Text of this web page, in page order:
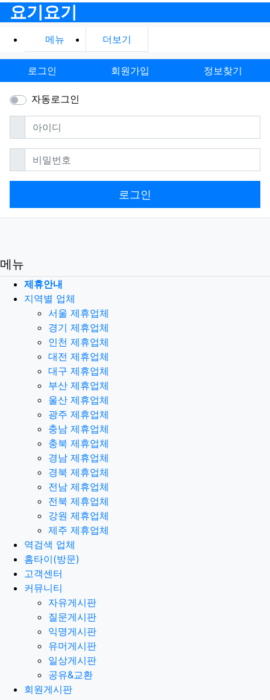
요기요기
메뉴 더보기
로그인 회원가입 정보찾기
자동로그인
아이디필수
비밀번호필수
로그인
메뉴
제휴안내
지역별 업체
서울 제휴업체
경기 제휴업체
인천 제휴업체
대전 제휴업체
대구 제휴업체
부산 제휴업체
울산 제휴업체
광주 제휴업체
충남 제휴업체
충북 제휴업체
경남 제휴업체
경북 제휴업체
전남 제휴업체
전북 제휴업체
강원 제휴업체
제주 제휴업체
역검색 업체
홈타이(방문)
고객센터
커뮤니티
자유게시판
질문게시판
익명게시판
유머게시판
일상게시판
공유&교환
회원게시판